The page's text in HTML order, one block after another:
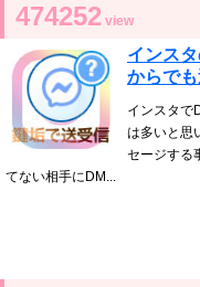
474252 view
インス
からで
インスタで
は多いと思
セージする
てない相手にDM...